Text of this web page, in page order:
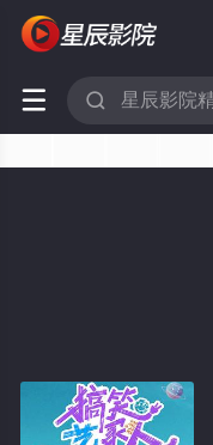
 